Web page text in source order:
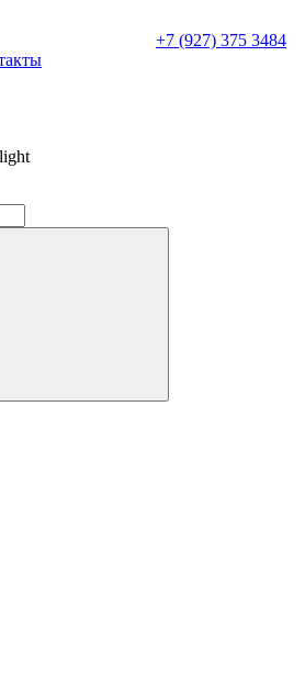
+7 (927) 375 3484